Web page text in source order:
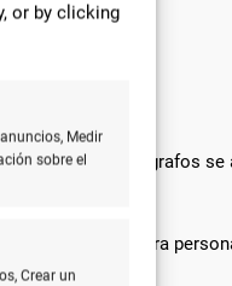
or by clicking
Medir
sobre el
Crear un
escritura.
Este tipo de bolígrafos se
es ideal para